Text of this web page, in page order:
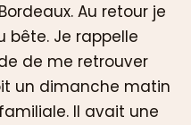
Au retour je
bête. Je rappelle
de me retrouver
un dimanche matin
Il avait une